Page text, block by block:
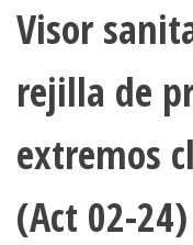
Visor
rejilla de
extremos
(Act 02-24)